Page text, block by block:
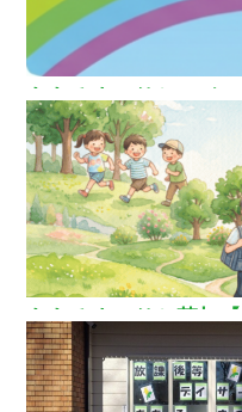
ああるまつりかレイ
ああるまつりか草加
玉県草加市